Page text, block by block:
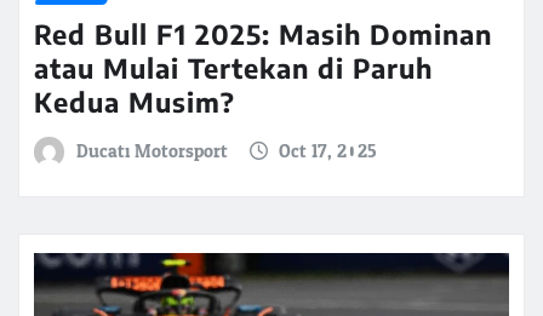
Red Bull F1 2025: Masih Dominan
atau Mulai Tertekan di Paruh
Kedua Musim?
Ducati Motorsport Oct 17, 2025